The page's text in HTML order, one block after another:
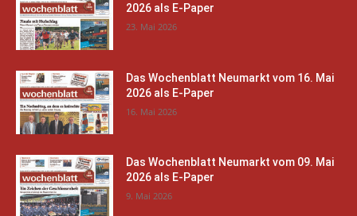
2026 als E-Paper
23. Mai 2026
Das Wochenblatt Neumarkt vom 16. Mai
2026 als E-Paper
16. Mai 2026
Das Wochenblatt Neumarkt vom 09. Mai
2026 als E-Paper
9. Mai 2026